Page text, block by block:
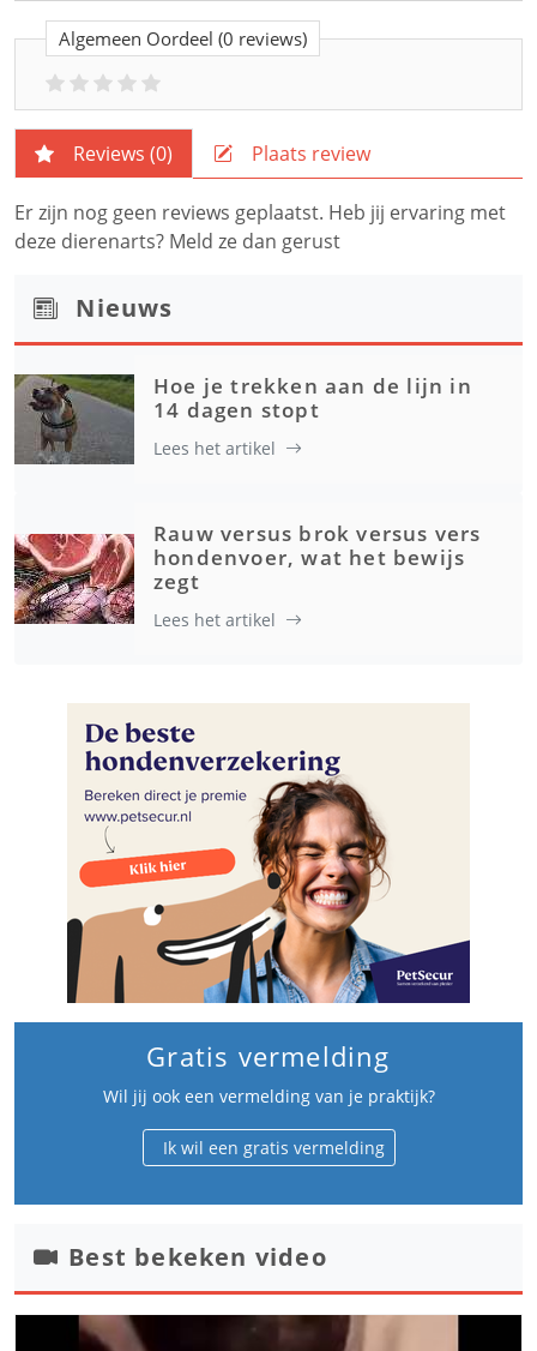
Algemeen Oordeel (0 reviews)
Reviews (0) Plaats review
Er zijn nog geen reviews geplaatst. Heb jij ervaring met
deze dierenarts? Meld ze dan gerust
Nieuws
Hoe je trekken aan de lijn in
14 dagen stopt
Lees het artikel
Rauw versus brok versus vers
hondenvoer, wat het bewijs
zegt
Lees het artikel
Gratis vermelding
Wil jij ook een vermelding van je praktijk?
Ik wil een gratis vermelding
Best bekeken video